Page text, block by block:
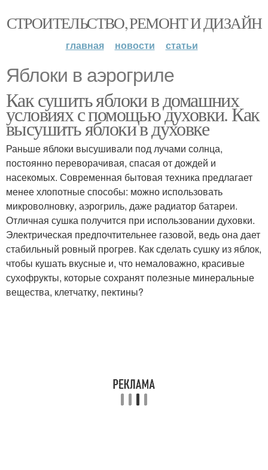
СТРОИТЕЛЬСТВО, РЕМОНТ И ДИЗАЙН
главная новости статьи
Яблоки в аэрогриле
Как сушить яблоки в домашних
условиях с помощью духовки. Как
высушить яблоки в духовке
Раньше яблоки высушивали под лучами солнца,
постоянно переворачивая, спасая от дождей и
насекомых. Современная бытовая техника предлагает
менее хлопотные способы: можно использовать
микроволновку, аэрогриль, даже радиатор батареи.
Отличная сушка получится при использовании духовки.
Электрическая предпочтительнее газовой, ведь она дает
стабильный ровный прогрев. Как сделать сушку из яблок,
чтобы кушать вкусные и, что немаловажно, красивые
сухофрукты, которые сохранят полезные минеральные
вещества, клетчатку, пектины?